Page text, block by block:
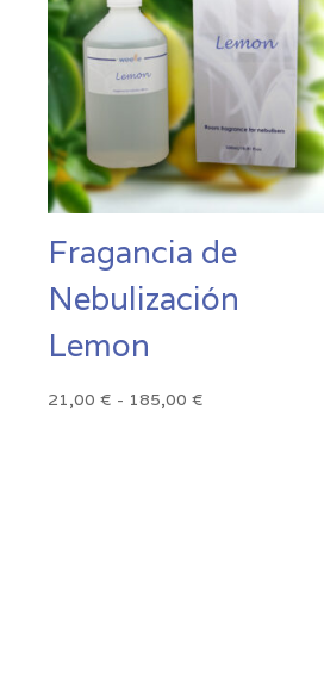
Fragancia de
Nebulización
Lemon
21,00€ - 185,00€